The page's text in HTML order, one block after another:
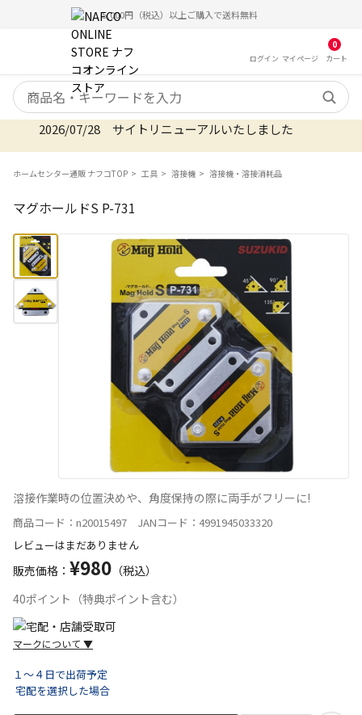
5,000円（税込）以上ご購入で送料無料
ログイン マイ ページ
0
カート
検索キーワード
2026/07/28 サイトリニューアルいたしました
ホームセンター通販 ナフコTOP 工具 溶接機 溶接機・溶接消耗品
マグホールドS P-731
溶接作業時の位置決めや、角度保持の際に両手がフリーに!
商品コード：n20015497 JANコード：4991945033320
レビューはまだありません
販売価格： ¥980 （税込）
40ポイント（特典ポイント含む）
マークについて ▼
１～４日で出荷予定
宅配を選択した場合